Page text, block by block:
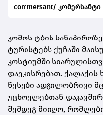
commersant/ კომერსანტი
კომოს ტბის
ტურისტებს ქუჩაში
კოსტიუმში
დაეკისრებათ.
წესები ადგილობრივი
უცხოელებთან
შემდეგ მიიღო,